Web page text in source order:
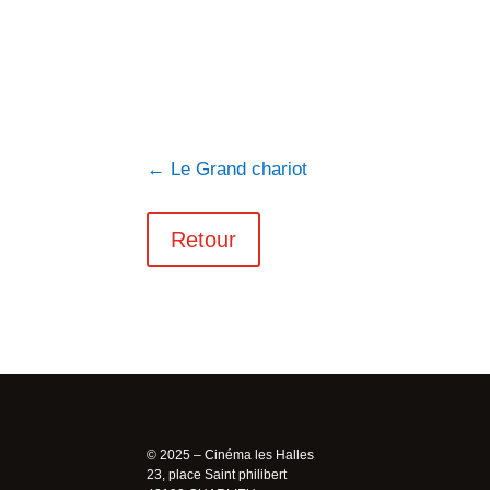
← Le Grand chariot
Retour
© 2025 – Cinéma les Halles
23, place Saint philibert